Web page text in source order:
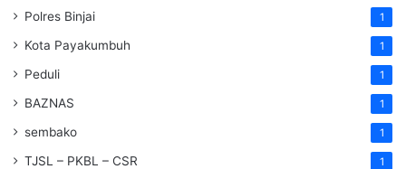
Polres Binjai 1
Kota Payakumbuh 1
Peduli 1
BAZNAS 1
sembako 1
TJSL – PKBL – CSR 1